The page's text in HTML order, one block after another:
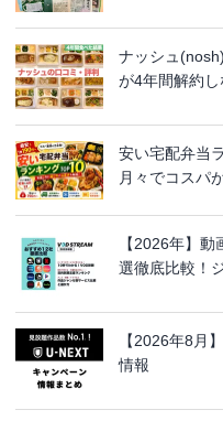
ナッシュ
が4年間解約
安い宅配弁当
月々でコスパ
【2026年】
選徹底比較！
【2026年8月
情報